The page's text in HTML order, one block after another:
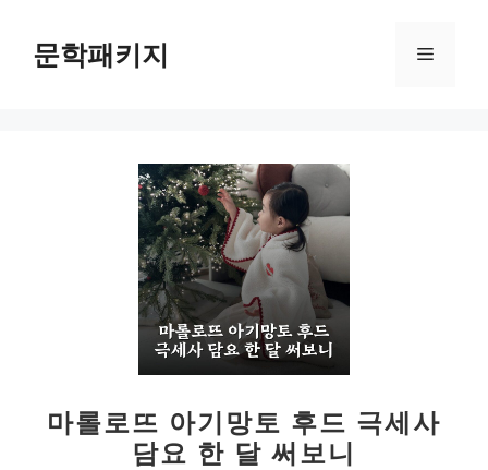
문학패키지 메
마롤로뜨 아기망토 후드 극세사
담요 한 달 써보니